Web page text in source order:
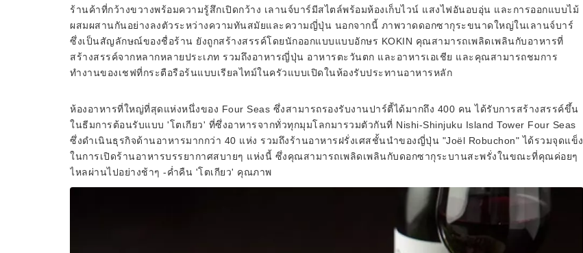
ร้านค้าที่กว้างขวางพร้อมความรู้สึกเปิดกว้าง เลานจ์บาร์มีสไตล์พร้อมห้องเก็บไวน์ แสงไฟอันอบอุ่น และการออกแบบไม้
ผสมผสานกันอย่างลงตัวระหว่างความทันสมัยและความญี่ปุ่น นอกจากนี้ ภาพวาดดอกซากุระขนาดใหญ่ในเลานจ์บาร์
ซึ่งเป็นสัญลักษณ์ของชื่อร้าน ยังถูกสร้างสรรค์โดยนักออกแบบแบบอักษร KOKIN คุณสามารถเพลิดเพลินกับอาหารที่
สร้างสรรค์จากหลากหลายประเภท รวมถึงอาหารญี่ปุ่น อาหารตะวันตก และอาหารเอเชีย และคุณสามารถชมการ
ทำงานของเชฟที่กระตือรือร้นแบบเรียลไทม์ในครัวแบบเปิดในห้องรับประทานอาหารหลัก
ห้องอาหารที่ใหญ่ที่สุดแห่งหนึ่งของ Four Seas ซึ่งสามารถรองรับงานปาร์ตี้ได้มากถึง 400 คน ได้รับการสร้างสรรค์ขึ้น
ในธีมการต้อนรับแบบ 'โตเกียว' ที่ซึ่งอาหารจากทั่วทุกมุมโลกมารวมตัวกันที่ Nishi-Shinjuku Island Tower Four Seas
ซึ่งดำเนินธุรกิจด้านอาหารมากกว่า 40 แห่ง รวมถึงร้านอาหารฝรั่งเศสชั้นนำของญี่ปุ่น "Joël Robuchon" ได้รวมจุดแข็ง
ในการเปิดร้านอาหารบรรยากาศสบายๆ แห่งนี้ ซึ่งคุณสามารถเพลิดเพลินกับดอกซากุระบานสะพรั่งในขณะที่คุณค่อยๆ
ไหลผ่านไปอย่างช้าๆ -ค่ำคืน 'โตเกียว' คุณภาพ